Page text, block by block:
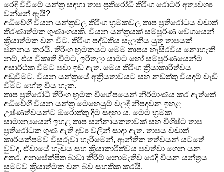
රෙදි විවීමේ යන්ත්‍ර සඳහා තාප ප්‍රතිරෝධී තිරිංග රොටර් අත්‍යවශ්‍ය
වන්නේ ඇයි?
අධිවේගී වියන යන්ත්‍රවල තිරිංග භ්‍රමකවල තාප ප්‍රතිරෝධය වඩාත්
තීරණාත්මක ගුණාංගයකි. වියන යන්ත්‍රයක් සම්පූර්ණ වේගයෙන්
ක්‍රියාත්මක වන විට, තිරිංග පද්ධතිය සැලකිය යුතු තාපයක්
ජනනය කරයි. තිරිංග භ්‍රමකයට මෙම තාපය හැසිරවිය නොහැකි
නම්, එය විකෘති වීමට, ඉරිතලා යාමට හෝ සම්පූර්ණයෙන්ම
අසාර්ථක වීමට පවා ඉඩ ඇත. මෙය තිරිංග ක්‍රියාකාරිත්වය
අඩුවීමට, වියන යන්ත්‍රයේ අක්‍රියතාවයට සහ නඩත්තු වියදම් වැඩි
වීමට හේතු විය හැක.
තාප ප්‍රතිරෝධී තිරිංග භ්‍රමක විශේෂයෙන් නිර්මාණය කර ඇත්තේ
අධිවේගී වියන යන්ත්‍ර මෙහෙයුම් වලදී නිපදවන ඉහළ
උෂ්ණත්වයන්ට ඔරොත්තු දීම සඳහා ය. මෙම භ්‍රමක
සාමාන්‍යයෙන් ඉහළ තාප සන්නායකතාවක් සහ විශිෂ්ට තාප
ප්‍රතිරෝධක ගුණ ඇති ද්‍රව්‍ය වලින් සාදා ඇත. තාපය වඩාත්
කාර්යක්ෂමව විසුරුවා හැරීමෙන්, ආන්තික තත්වයන් යටතේ
වුවද, ඒවායේ හැඩය සහ ක්‍රියාකාරිත්වය පවත්වා ගෙන යන
අතර, අනපේක්ෂිත බාධා කිරීම් නොමැතිව රෙදි වියන යන්ත්‍රය
සුමටව ක්‍රියාත්මක වන බව සහතික කරයි.